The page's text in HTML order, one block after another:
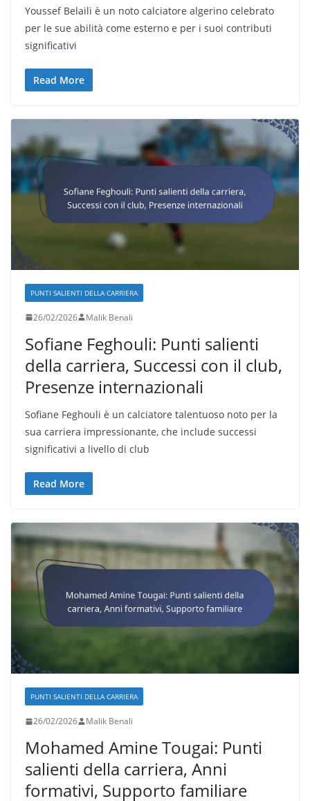
Youssef Belaili è un noto calciatore algerino celebrato
per le sue abilità come esterno e per i suoi contributi
significativi
Read More
PUNTI SALIENTI DELLA CARRIERA
26/02/2026 Malik Benali
Sofiane Feghouli: Punti salienti
della carriera, Successi con il club,
Presenze internazionali
Sofiane Feghouli è un calciatore talentuoso noto per la
sua carriera impressionante, che include successi
significativi a livello di club
Read More
PUNTI SALIENTI DELLA CARRIERA
26/02/2026 Malik Benali
Mohamed Amine Tougai: Punti
salienti della carriera, Anni
formativi, Supporto familiare